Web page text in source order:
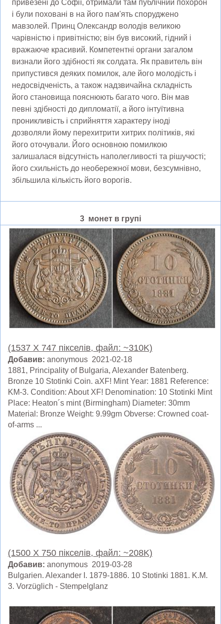
привезені до Софії, отримали там публічний похорон
і були поховані в на його пам'ять споруджено
мавзолей. Принц Олександр володів великою
чарівністю і привітністю; він був високий, гідний і
вражаюче красивий. Компетентні органи загалом
визнали його здібності як солдата. Як правитель він
припустився деяких помилок, але його молодість і
недосвідченість, а також надзвичайна складність
його становища пояснюють багато чого. Він мав
певні здібності до дипломатії, а його інтуїтивна
проникливість і сприйняття характеру іноді
дозволяли йому перехитрити хитрих політиків, які
його оточували. Його основною помилкою
залишалася відсутність наполегливості та рішучості;
його схильність до необережної мови, безсумнівно,
збільшила кількість його ворогів.
3 монет в групі
(1537 X 747 пікселів, файл: ~310K)
Добавив: anonymous 2021-02-18
1881, Principality of Bulgaria, Alexander Batenberg.
Bronze 10 Stotinki Coin. aXF! Mint Year: 1881 Reference:
KM-3. Condition: About XF! Denomination: 10 Stotinki Mint
Place: Heaton´s mint (Birmingham) Diameter: 30mm
Material: Bronze Weight: 9.99gm Obverse: Crowned coat-
of-arms ...
(1500 X 750 пікселів, файл: ~208K)
Добавив: anonymous 2019-03-28
Bulgarien. Alexander I. 1879-1886. 10 Stotinki 1881. K.M.
3. Vorzüglich - Stempelglanz